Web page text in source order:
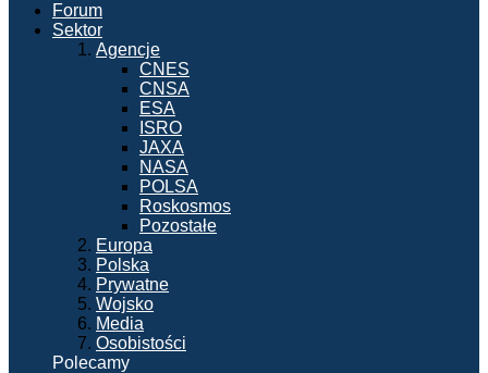
Forum
Sektor
Agencje
CNES
CNSA
ESA
ISRO
JAXA
NASA
POLSA
Roskosmos
Pozostałe
Europa
Polska
Prywatne
Wojsko
Media
Osobistości
Polecamy